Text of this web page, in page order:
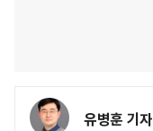
유병훈 기자